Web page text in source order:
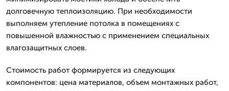
долговечную теплоизоляцию. При необходимости
выполняем утепление потолка в помещениях с
повышенной влажностью с применением специальных
влагозащитных слоев.
Стоимость работ формируется из следующих
компонентов: цена материалов, объем монтажных работ,